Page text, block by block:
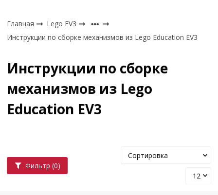
Главная
Lego EV3
Инструкции по сборке механизмов из Lego Education EV3
Инструкции по сборке
механизмов из Lego
Education EV3
Фильтр (0)